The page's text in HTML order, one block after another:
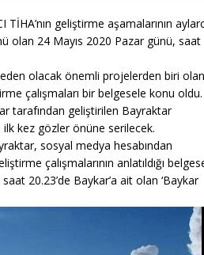
Finansman Süreci Güncel Durumu
Açıklanma Tarihi ve Detaylar EĞITIM
geliştirme aşamalarının
olan 24 Mayıs 2020 Pazar günü, saat
olacak önemli projelerden biri olan
çalışmaları bir belgesele konu oldu.
tarafından geliştirilen Bayraktar
ilk kez gözler önüne serilecek.
sosyal medya hesabından
çalışmalarının anlatıldığı
20.23’de Baykar’a ait olan ‘Baykar